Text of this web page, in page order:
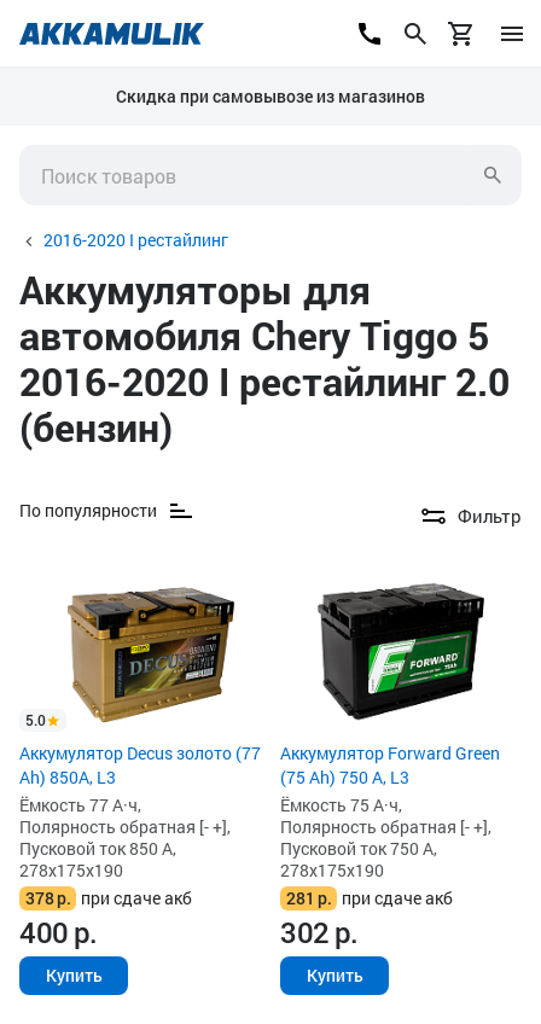
Скидка при самовывозе из магазинов
2016-2020 I рестайлинг
Аккумуляторы для
автомобиля Chery Tiggo 5
2016-2020 I рестайлинг 2.0
(бензин)
По популярности Фильтр
5.0
Аккумулятор Decus золото (77
Ah) 850А, L3
Ёмкость 77 А·ч,
Полярность обратная [- +],
Пусковой ток 850 А,
278x175x190
378р. при сдаче акб
400р.
Купить
Аккумулятор Forward Green
(75 Ah) 750 А, L3
Ёмкость 75 А·ч,
Полярность обратная [- +],
Пусковой ток 750 А,
278x175x190
281 р. при сдаче акб
302р.
Купить